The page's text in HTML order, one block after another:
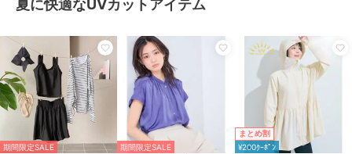
夏に快適なUVカットアイテム
期間限定SALE 期間限定SALE
まとめ割
¥200ｸｰﾎﾟﾝ